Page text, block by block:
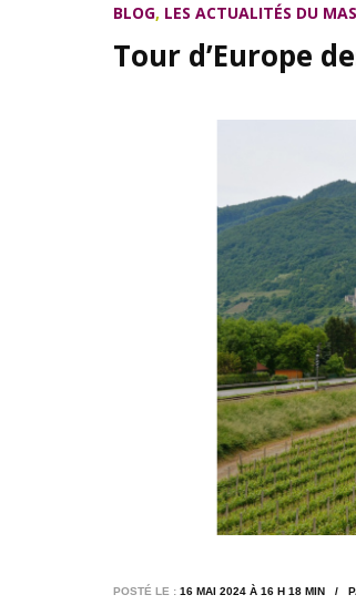
BLOG, LES ACTUALITÉS DU
Tour d’Europe
POSTÉ LE : 16 MAI 2024 À 16 H 18 MIN /